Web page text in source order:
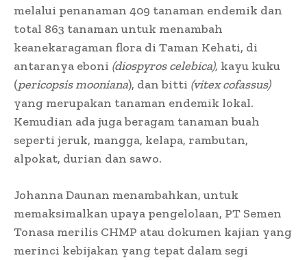
melalui penanaman 409 tanaman endemik dan
total 863 tanaman untuk menambah
keanekaragaman flora di Taman Kehati, di
antaranya eboni (diospyros celebica), kayu kuku
(pericopsis mooniana), dan bitti (vitex cofassus)
yang merupakan tanaman endemik lokal.
Kemudian ada juga beragam tanaman buah
seperti jeruk, mangga, kelapa, rambutan,
alpokat, durian dan sawo.
Johanna Daunan menambahkan, untuk
memaksimalkan upaya pengelolaan, PT Semen
Tonasa merilis CHMP atau dokumen kajian yang
merinci kebijakan yang tepat dalam segi